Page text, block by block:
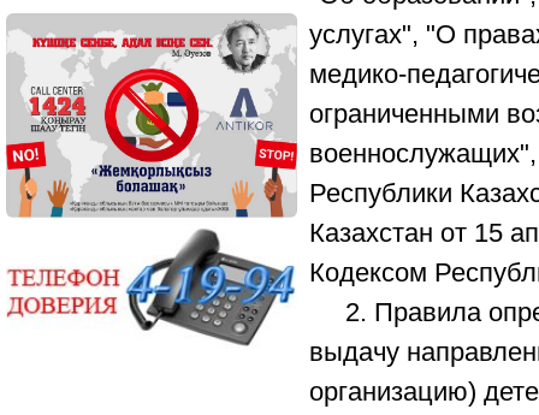
услугах", "О
медико-
ограниченными
Республики
Казахстан от 15
Кодексом
2. Правила
выдачу
организацию)